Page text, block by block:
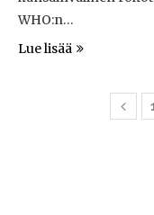
WHO:n…
Lue lisää